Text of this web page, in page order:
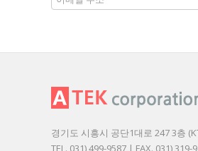
경기도 시흥시 공단1대로 247 3층
TEL. 031) 499-9587 | FAX. 031) 319-